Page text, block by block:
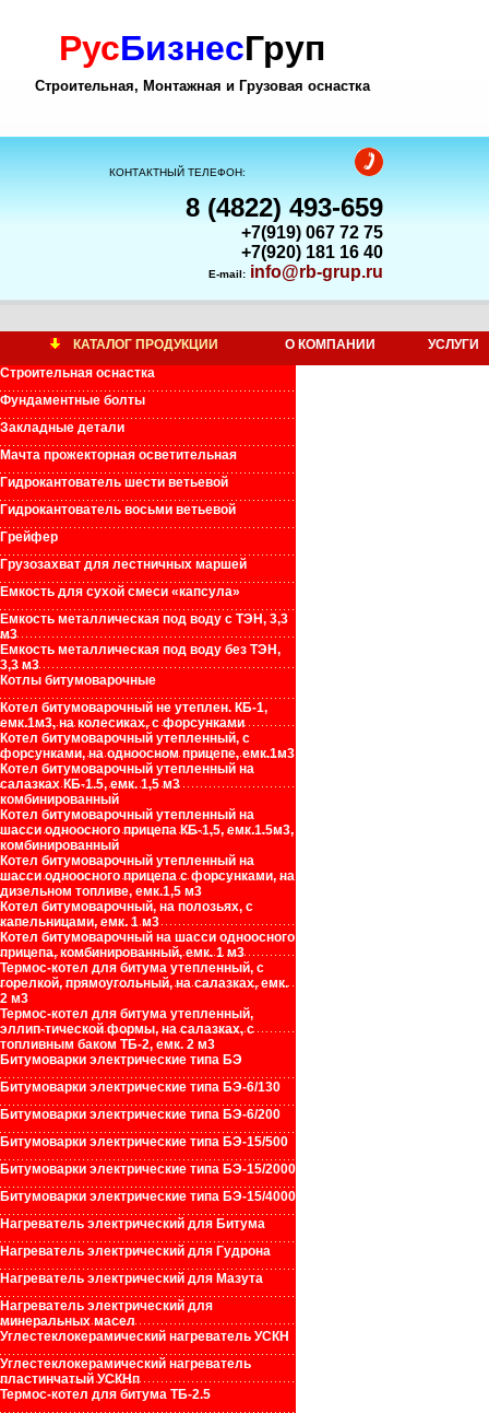
РусБизнесГруп
Строительная, Монтажная и Грузовая оснастка
КОНТАКТНЫЙ ТЕЛЕФОН:
8 (4822) 493-659
+7(919) 067 72 75
+7(920) 181 16 40
E-mail: info@rb-grup.ru
КАТАЛОГ ПРОДУКЦИИ О КОМПАНИИ
УСЛУГИ
Строительная оснастка
Фундаментные болты
Закладные детали
Мачта прожекторная осветительная
Гидрокантователь шести ветьевой
Гидрокантователь восьми ветьевой
Грейфер
Грузозахват для лестничных маршей
Емкость для сухой смеси «капсула»
Емкость металлическая под воду с ТЭН, 3,3
м3
Емкость металлическая под воду без ТЭН,
3,3 м3
Котлы битумоварочные
Котел битумоварочный не утеплен. КБ-1,
емк.1м3, на колесиках, с форсунками
Котел битумоварочный утепленный, с
форсунками, на одноосном прицепе, емк.1м3
Котел битумоварочный утепленный на
салазках КБ-1.5, емк. 1,5 м3
комбинированный
Котел битумоварочный утепленный на
шасси одноосного прицепа КБ-1,5, емк.1.5м3,
комбинированный
Котел битумоварочный утепленный на
шасси одноосного прицепа с форсунками, на
дизельном топливе, емк.1,5 м3
Котел битумоварочный, на полозьях, с
капельницами, емк. 1 м3
Котел битумоварочный на шасси одноосного
прицепа, комбинированный, емк. 1 м3
Термос-котел для битума утепленный, с
горелкой, прямоугольный, на салазках, емк.
2 м3
Термос-котел для битума утепленный,
эллип-тической формы, на салазках, с
топливным баком ТБ-2, емк. 2 м3
Битумоварки электрические типа БЭ
Битумоварки электрические типа БЭ-6/130
Битумоварки электрические типа БЭ-6/200
Битумоварки электрические типа БЭ-15/500
Битумоварки электрические типа БЭ-15/2000
Битумоварки электрические типа БЭ-15/4000
Нагреватель электрический для Битума
Нагреватель электрический для Гудрона
Нагреватель электрический для Мазута
Нагреватель электрический для
минеральных масел
Углестеклокерамический нагреватель УСКН
Углестеклокерамический нагреватель
пластинчатый УСКНп
Термос-котел для битума ТБ-2.5